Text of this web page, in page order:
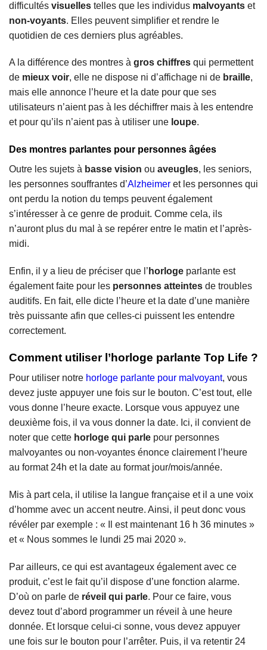
difficultés visuelles telles que les individus malvoyants et
non-voyants. Elles peuvent simplifier et rendre le
quotidien de ces derniers plus agréables.
A la différence des montres à gros chiffres qui permettent
de mieux voir, elle ne dispose ni d’affichage ni de braille,
mais elle annonce l’heure et la date pour que ses
utilisateurs n’aient pas à les déchiffrer mais à les entendre
et pour qu’ils n’aient pas à utiliser une loupe.
Des montres parlantes pour personnes âgées
Outre les sujets à basse vision ou aveugles, les seniors,
les personnes souffrantes d’Alzheimer et les personnes qui
ont perdu la notion du temps peuvent également
s’intéresser à ce genre de produit. Comme cela, ils
n’auront plus du mal à se repérer entre le matin et l’après-
midi.
Enfin, il y a lieu de préciser que l’ horloge parlante est
également faite pour les personnes atteintes de troubles
auditifs. En fait, elle dicte l’heure et la date d’une manière
très puissante afin que celles-ci puissent les entendre
correctement.
Comment utiliser l’horloge parlante Top Life ?
Pour utiliser notre horloge parlante pour malvoyant, vous
devez juste appuyer une fois sur le bouton. C’est tout, elle
vous donne l’heure exacte. Lorsque vous appuyez une
deuxième fois, il va vous donner la date. Ici, il convient de
noter que cette horloge qui parle pour personnes
malvoyantes ou non-voyantes énonce clairement l’heure
au format 24h et la date au format jour/mois/année.
Mis à part cela, il utilise la langue française et il a une voix
d’homme avec un accent neutre. Ainsi, il peut donc vous
révéler par exemple : « Il est maintenant 16 h 36 minutes »
et « Nous sommes le lundi 25 mai 2020 ».
Par ailleurs, ce qui est avantageux également avec ce
produit, c’est le fait qu’il dispose d’une fonction alarme.
D’où on parle de réveil qui parle. Pour ce faire, vous
devez tout d’abord programmer un réveil à une heure
donnée. Et lorsque celui-ci sonne, vous devez appuyer
une fois sur le bouton pour l’arrêter. Puis, il va retentir 24